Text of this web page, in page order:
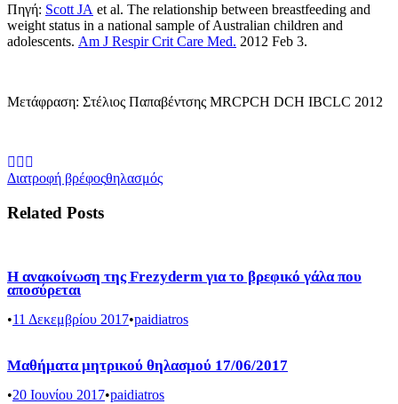
Πηγή: Scott JA et al. The relationship between breastfeeding and
weight status in a national sample of Australian children and
adolescents. Am J Respir Crit Care Med. 2012 Feb 3.
Μετάφραση: Στέλιος Παπαβέντσης MRCPCH DCH IBCLC 2012
Διατροφή βρέφοςθηλασμός
Related Posts
Η ανακοίνωση της Frezyderm για το βρεφικό γάλα που
αποσύρεται
•11 Δεκεμβρίου 2017•paidiatros
Μαθήματα μητρικού θηλασμού 17/06/2017
•20 Ιουνίου 2017•paidiatros